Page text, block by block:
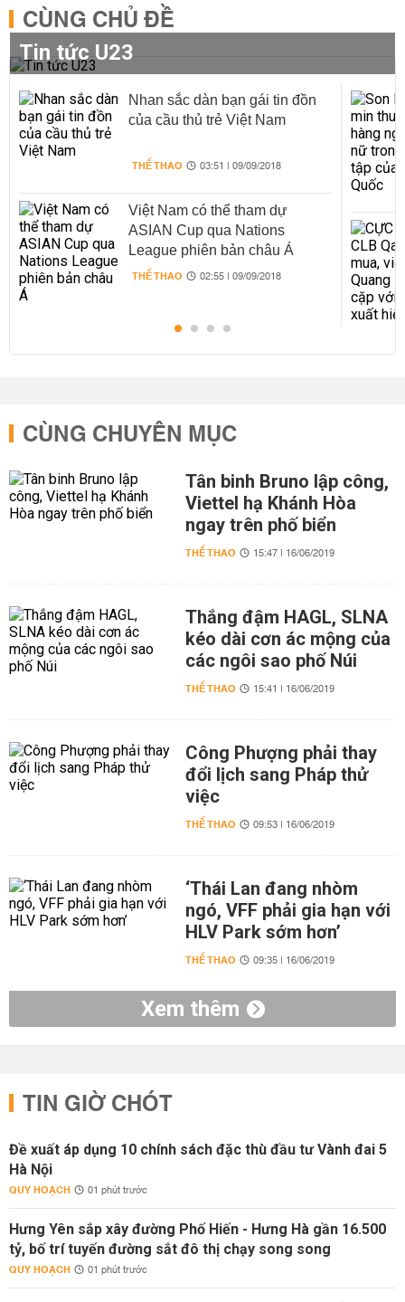
CÙNG CHỦ ĐỀ
Tin tức U23
Nhan sắc dàn bạn gái tin đồn
của cầu thủ trẻ Việt Nam
THỂ THAO 03:51 | 09/09/2018
Việt Nam có thể tham dự
ASIAN Cup qua Nations
League phiên bản châu Á
THỂ THAO 02:55 | 09/09/2018
CÙNG CHUYÊN MỤC
Tân binh Bruno lập công,
Viettel hạ Khánh Hòa
ngay trên phố biển
THỂ THAO 15:47 | 16/06/2019
Thắng đậm HAGL, SLNA
kéo dài cơn ác mộng của
các ngôi sao phố Núi
THỂ THAO 15:41 | 16/06/2019
Công Phượng phải thay
đổi lịch sang Pháp thử
việc
THỂ THAO 09:53 | 16/06/2019
‘Thái Lan đang nhòm
ngó, VFF phải gia hạn với
HLV Park sớm hơn’
THỂ THAO 09:35 | 16/06/2019
Xem thêm
TIN GIỜ CHÓT
Đề xuất áp dụng 10 chính sách đặc thù đầu tư Vành đai 5
Hà Nội
QUY HOẠCH 01 phút trước
Hưng Yên sắp xây đường Phố Hiến - Hưng Hà gần 16.500
tỷ, bố trí tuyến đường sắt đô thị chạy song song
QUY HOẠCH 01 phút trước